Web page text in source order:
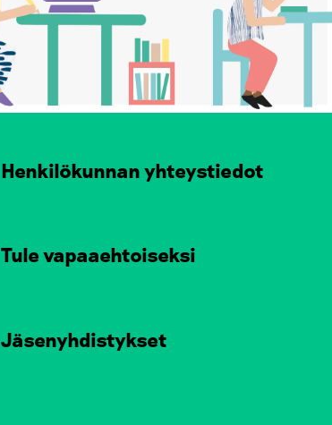
Henkilökunnan yhteystiedot
Tule vapaaehtoiseksi
Jäsenyhdistykset